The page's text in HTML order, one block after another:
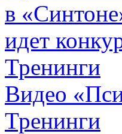
в
идет
Тренинги
Видео
Тренинги